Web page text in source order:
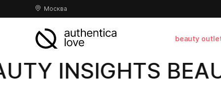
Москва
beauty
INSIGHTS